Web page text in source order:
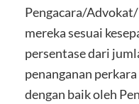
Pengacara/
mereka sesuai
persentase dari
penanganan
dengan baik oleh